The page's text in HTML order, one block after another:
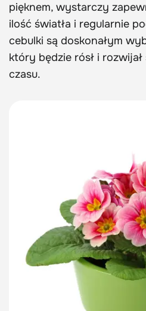
pięknem, wystarczy
ilość światła i regularnie
cebulki są doskonałym
który będzie rósł i
czasu.